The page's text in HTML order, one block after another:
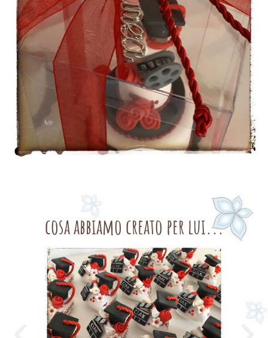
cosa abbiamo creato per lui...